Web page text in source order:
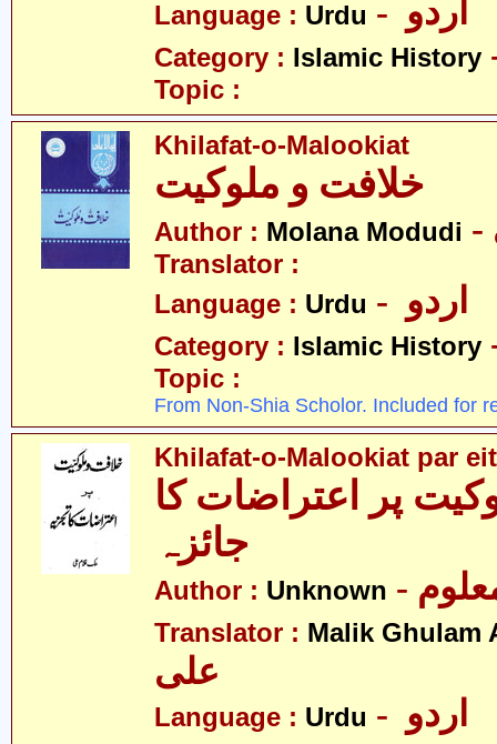
Language : Urdu
Category : Islamic History
Topic :
Khilafat-o-Malookiat
خلافت و ملوکیت
Author : Molana Modudi
Translator :
Language : Urdu
Category : Islamic History
Topic :
From Non-Shia Scholor. Included for
Khilafat-o-Malookiat par
پر اعتراضات کا
Author : Unknown
Translator : Malik Ghulam
علی
Language : Urdu